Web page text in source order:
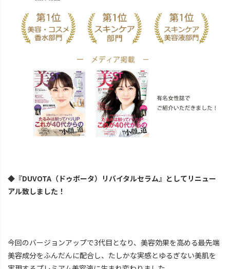
◆『DUVOTA（ドゥボータ）リバイタルセラム』としてリニュー
アル致しました！
今回のバージョンアップで3代目となり、美容効果を高める最先端
美容成分をふんだんに配合し、たしかな実感とゆるぎない美肌を